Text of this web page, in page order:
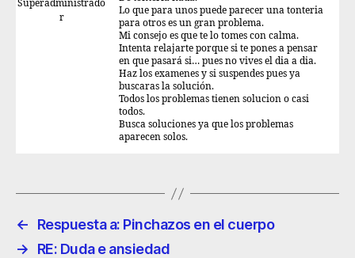
Superadministrado
r
Lo que para unos puede parecer una tonteria
para otros es un gran problema.
Mi consejo es que te lo tomes con calma.
Intenta relajarte porque si te pones a pensar
en que pasará si… pues no vives el dia a dia.
Haz los examenes y si suspendes pues ya
buscaras la solución.
Todos los problemas tienen solucion o casi
todos.
Busca soluciones ya que los problemas
aparecen solos.
←
Respuesta a: Pinchazos en el cuerpo
→
RE: Duda e ansiedad